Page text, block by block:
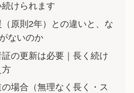
けられます
原則2年）との違いと、な
ないのか
の更新は必要｜長く続け
方
場合（無理なく長く・ス